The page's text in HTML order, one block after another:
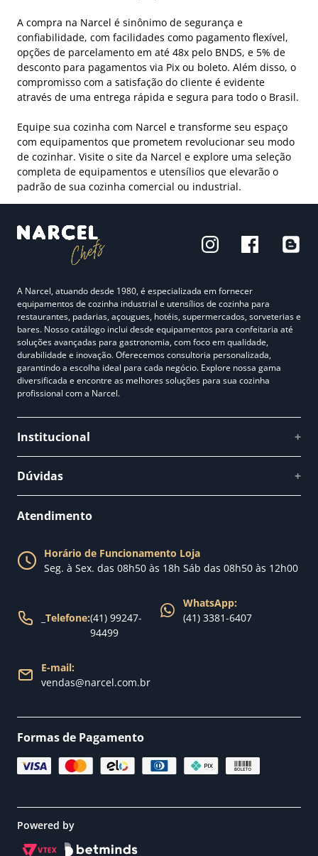
A compra na Narcel é sinônimo de segurança e
confiabilidade, com facilidades como pagamento flexível,
opções de parcelamento em até 48x pelo BNDS, e 5% de
desconto para pagamentos via Pix ou boleto. Além disso, o
compromisso com a satisfação do cliente é evidente
através de uma entrega rápida e segura para todo o Brasil.
Equipe sua cozinha com Narcel e transforme seu espaço
com equipamentos que prometem revolucionar seu modo
de cozinhar. Visite o site da Narcel e explore uma seleção
completa de equipamentos e utensílios que elevarão o
padrão de sua cozinha comercial ou industrial.
A Narcel, atuando desde 1980, é especializada em fornecer
equipamentos de cozinha industrial e utensílios de cozinha para
restaurantes, padarias, açougues, hotéis, supermercados, sorveterias e
bares. Nosso catálogo inclui desde equipamentos para confeitaria até
soluções avançadas para gastronomia, com foco em qualidade,
durabilidade e inovação. Oferecemos consultoria personalizada,
garantindo a escolha ideal para cada negócio. Explore nossa gama
diversificada e encontre as melhores soluções para sua cozinha
profissional com a Narcel.
Institucional +
Fale conosco
Nossa loja
Dúvidas +
Política de Trocas
Política de Entrega
Atendimento
Horário de Funcionamento Loja
Seg. à Sex. das 08h50 às 18h Sáb das 08h50 às 12h00
Telefone:(41) 99247-
94499
WhatsApp:
(41) 3381-6407
E-mail:
vendas@narcel.com.br
Formas de Pagamento
Powered by